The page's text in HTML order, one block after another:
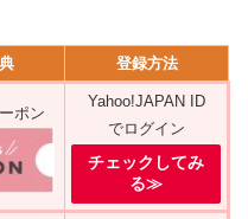
登録方法
ポン
Yahoo!JAPAN ID
でログイン
チェックしてみ
る≫